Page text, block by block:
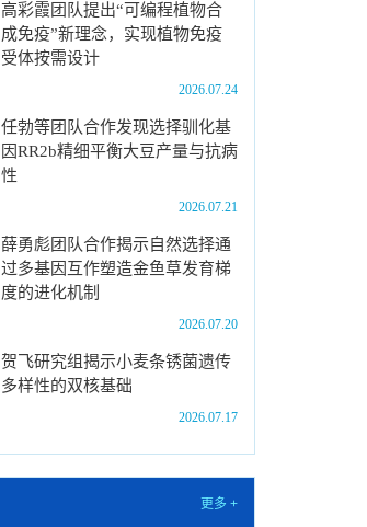
高彩霞团队提出“可编程植物合
成免疫”新理念，实现植物免疫
受体按需设计
2026.07.24
任勃等团队合作发现选择驯化基
因RR2b精细平衡大豆产量与抗病
性
2026.07.21
薛勇彪团队合作揭示自然选择通
过多基因互作塑造金鱼草发育梯
度的进化机制
2026.07.20
贺飞研究组揭示小麦条锈菌遗传
多样性的双核基础
2026.07.17
更多 +